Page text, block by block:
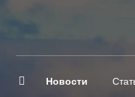
Новости